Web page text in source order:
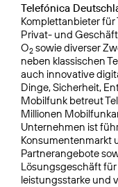
Telefónica
Komplettanbieter
Privat- und
O2 sowie diverser
neben klassischen
auch innovative
Dinge, Sicherheit,
Mobilfunk betreut
Millionen
Unternehmen ist
Konsumentenmarkt
Partnerangebote
Lösungsgeschäft
leistungsstarke und